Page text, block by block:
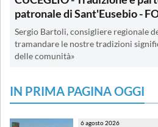
patronale di Sant'Eusebio -
Sergio Bartoli, consigliere regionale
tramandare le nostre tradizioni
delle comunità»
IN PRIMA PAGINA OGGI
6 agosto 2026